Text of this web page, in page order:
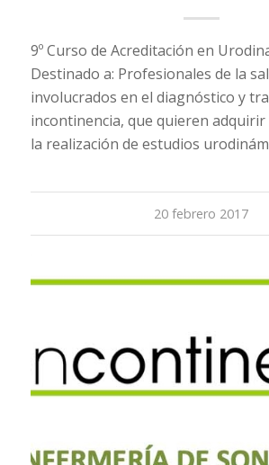
9º Curso de Acreditación en
Destinado a: Profesionales de la
involucrados en el diagnóstico y
incontinencia, que quieren
la realización de estudios
20 febrero 2017